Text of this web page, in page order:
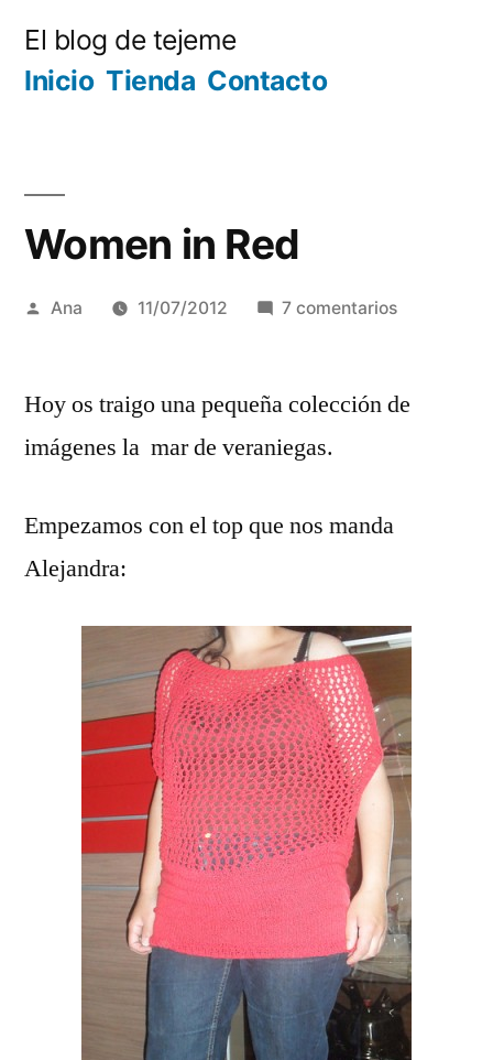
El blog de tejeme
Inicio Tienda Contacto
Women in Red
Publicada
Ana 11/07/2012 7 comentariosen
Red
Hoy os traigo una pequeña colección de
imágenes la mar de veraniegas.
Empezamos con el top que nos manda
Alejandra: